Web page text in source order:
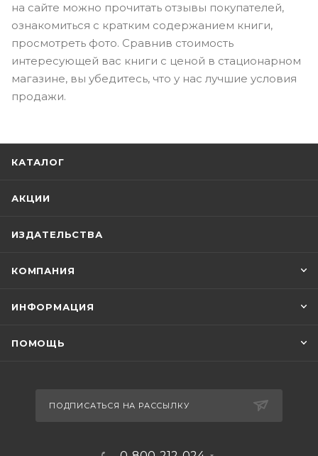
на сайте можно прочитать отзывы покупателей,
ознакомиться с кратким содержанием книги,
просмотреть фото. Сравнив стоимость
интересующей вас книги с ценой в стационарном
магазине, вы убедитесь, что у нас лучшие условия
продажи.
КАТАЛОГ
АКЦИИ
ИЗДАТЕЛЬСТВА
КОМПАНИЯ
ИНФОРМАЦИЯ
ПОМОЩЬ
ПОДПИСАТЬСЯ НА РАССЫЛКУ